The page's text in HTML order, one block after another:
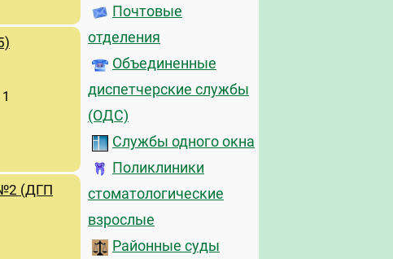
(ДГП
Почтовые
отделения
Объединенные
диспетчерские службы
(ОДС)
Службы одного окна
Поликлиники
стоматологические
взрослые
Районные суды